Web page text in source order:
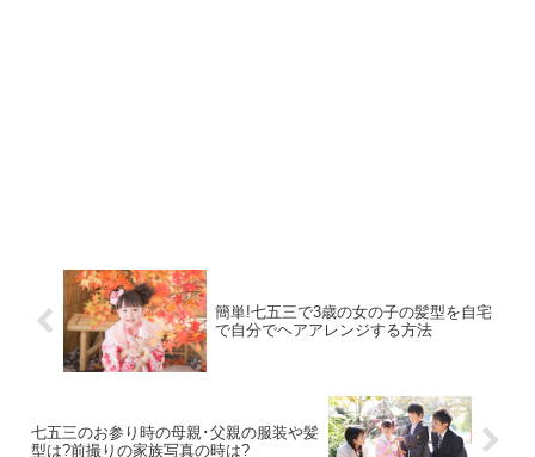
簡単!七五三で3歳の女の子の髪型を自宅
で自分でヘアアレンジする方法
七五三のお参り時の母親･父親の服装や髪
型は?前撮りの家族写真の時は?